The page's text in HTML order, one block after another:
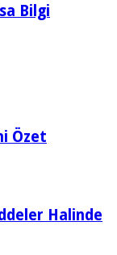
Bilgi
Özet
Halinde